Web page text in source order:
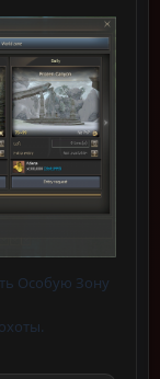
Особую Зону